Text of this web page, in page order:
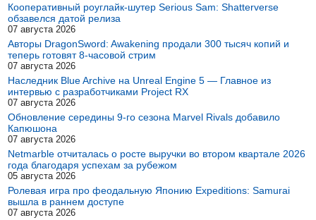
Кооперативный роуглайк-шутер Serious Sam: Shatterverse
обзавелся датой релиза
07 августа 2026
Авторы DragonSword: Awakening продали 300 тысяч копий и
теперь готовят 8-часовой стрим
07 августа 2026
Наследник Blue Archive на Unreal Engine 5 — Главное из
интервью с разработчиками Project RX
07 августа 2026
Обновление середины 9-го сезона Marvel Rivals добавило
Капюшона
07 августа 2026
Netmarble отчиталась о росте выручки во втором квартале 2026
года благодаря успехам за рубежом
05 августа 2026
Ролевая игра про феодальную Японию Expeditions: Samurai
вышла в раннем доступе
07 августа 2026